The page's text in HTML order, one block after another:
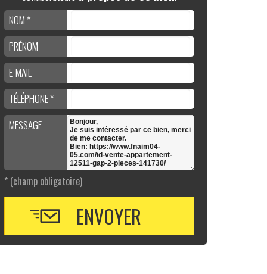
NOM *
PRÉNOM
E-MAIL
TÉLÉPHONE *
MESSAGE
* (champ obligatoire)